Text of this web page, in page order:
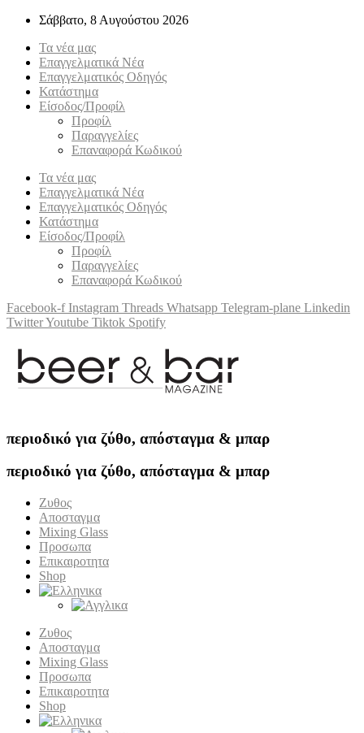
Σάββατο, 8 Αυγούστου 2026
Τα νέα μας
Επαγγελματικά Νέα
Επαγγελματικός Οδηγός
Κατάστημα
Είσοδος/Προφίλ
Προφίλ
Παραγγελίες
Επαναφορά Κωδικού
Τα νέα μας
Επαγγελματικά Νέα
Επαγγελματικός Οδηγός
Κατάστημα
Είσοδος/Προφίλ
Προφίλ
Παραγγελίες
Επαναφορά Κωδικού
Facebook-f Instagram Threads Whatsapp Telegram-plane Linkedin
TwitterYoutube Tiktok Spotify
περιοδικό για ζύθο, απόσταγμα & μπαρ
περιοδικό για ζύθο, απόσταγμα & μπαρ
Ζυθος
Αποσταγμα
Mixing Glass
Προσωπα
Επικαιροτητα
Shop
Ζυθος
Αποσταγμα
Mixing Glass
Προσωπα
Επικαιροτητα
Shop